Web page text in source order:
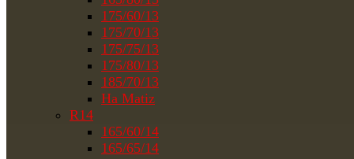
175/60/13
175/70/13
175/75/13
175/80/13
185/70/13
На Matiz
R14
165/60/14
165/65/14